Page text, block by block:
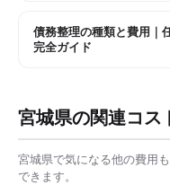
債務整理の種類と費用｜
完全ガイド
宮城県の関連コス
宮城県で気になる他の費用
できます。